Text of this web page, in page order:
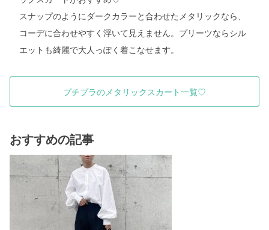
スナップのようにダークカラーと合わせたメタリックなら、
コーデに合わせやすく浮いて見えません。プリーツならシル
エットも綺麗で大人っぽく着こなせます。
プチプラのメタリックスカート一覧♡
おすすめの記事